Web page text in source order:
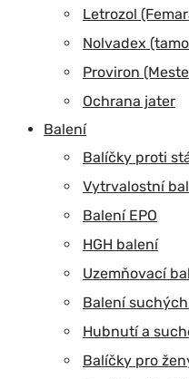
Letrozol
Nolvadex
Proviron
Ochrana jater
Balení
Balíčky proti
Vytrvalostní
Balení EPO
HGH balení
Uzemňovací
Balení
Hubnutí a
Balíčky pro